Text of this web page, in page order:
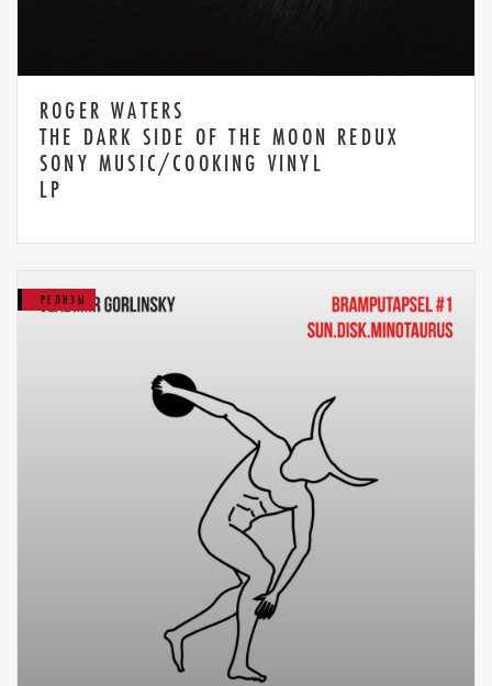
ROGER WATERS
THE DARK SIDE OF THE MOON REDUX
SONY MUSIC/COOKING VINYL
LP
РЕЛИЗЫ